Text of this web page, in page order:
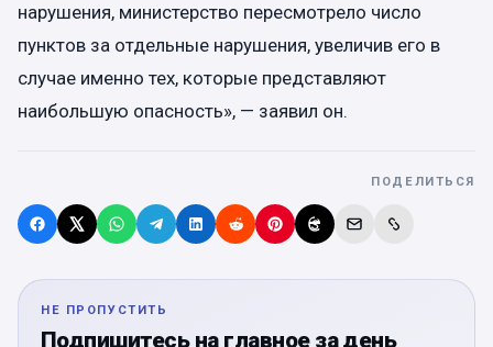
нарушения, министерство пересмотрело число
пунктов за отдельные нарушения, увеличив его в
случае именно тех, которые представляют
наибольшую опасность», — заявил он.
ПОДЕЛИТЬСЯ
НЕ ПРОПУСТИТЬ
Подпишитесь на главное за день